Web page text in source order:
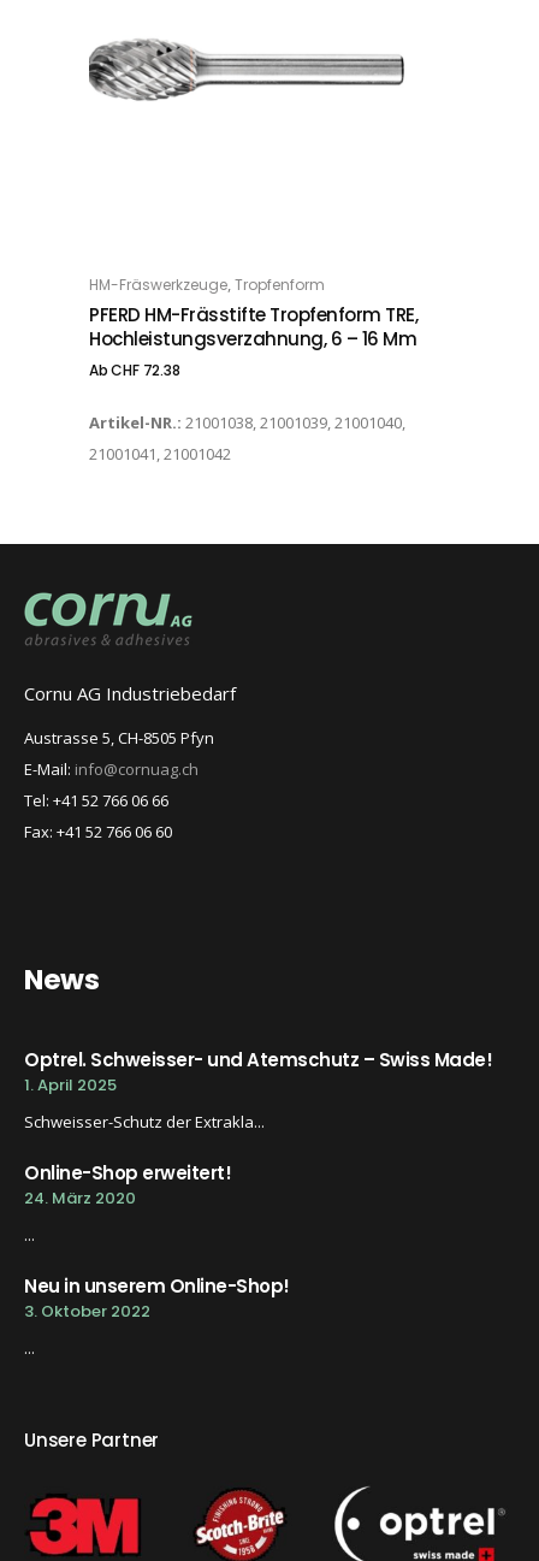
OPTIONS
HM-Fräswerkzeuge,Tropfenform
PFERD HM-Frässtifte Tropfenform TRE,
Hochleistungsverzahnung, 6 – 16 Mm
AbCHF72.38
Artikel-NR.: 21001038, 21001039, 21001040,
21001041, 21001042
Cornu AG Industriebedarf
Austrasse 5, CH-8505 Pfyn
E-Mail: info@cornuag.ch
Tel: +41 52 766 06 66
Fax: +41 52 766 06 60
News
Optrel. Schweisser- und Atemschutz – Swiss Made!
1. April 2025
Schweisser-Schutz der Extrakla...
Online-Shop erweitert!
24. März 2020
...
Neu in unserem Online-Shop!
3. Oktober 2022
...
Unsere Partner